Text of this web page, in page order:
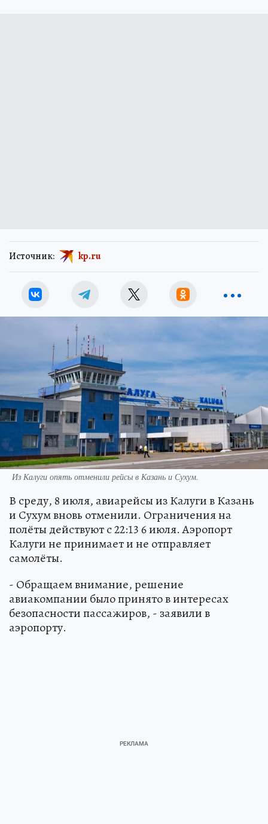
Источник: kp.ru
Из Калуги опять отменили рейсы в Казань и Сухум.
В среду, 8 июля, авиарейсы из Калуги в Казань
и Сухум вновь отменили. Ограничения на
полёты действуют с 22:13 6 июля. Аэропорт
Калуги не принимает и не отправляет
самолёты.
- Обращаем внимание, решение
авиакомпании было принято в интересах
безопасности пассажиров, - заявили в
аэропорту.